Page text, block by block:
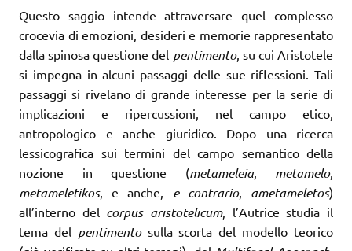
Questo saggio intende attraversare quel complesso
crocevia di emozioni, desideri e memorie rappresentato
dalla spinosa questione del pentimento, su cui Aristotele
si impegna in alcuni passaggi delle sue riflessioni. Tali
passaggi si rivelano di grande interesse per la serie di
implicazioni e ripercussioni, nel campo etico,
antropologico e anche giuridico. Dopo una ricerca
lessicografica sui termini del campo semantico della
nozione in questione (metameleia, metamelo,
metameletikos, e anche, e contrario, ametameletos)
all’interno del corpus aristotelicum, l’Autrice studia il
tema del pentimento sulla scorta del modello teorico